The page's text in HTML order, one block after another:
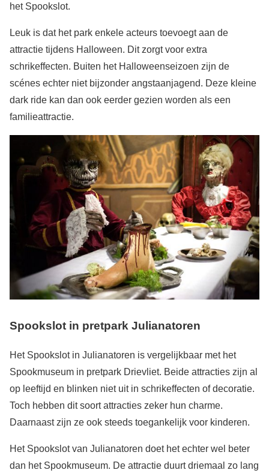
het Spookslot.
Leuk is dat het park enkele acteurs toevoegt aan de
attractie tijdens Halloween. Dit zorgt voor extra
schrikeffecten. Buiten het Halloweenseizoen zijn de
scénes echter niet bijzonder angstaanjagend. Deze kleine
dark ride kan dan ook eerder gezien worden als een
familieattractie.
Spookslot in pretpark Julianatoren
Het Spookslot in Julianatoren is vergelijkbaar met het
Spookmuseum in pretpark Drievliet. Beide attracties zijn al
op leeftijd en blinken niet uit in schrikeffecten of decoratie.
Toch hebben dit soort attracties zeker hun charme.
Daarnaast zijn ze ook steeds toegankelijk voor kinderen.
Het Spookslot van Julianatoren doet het echter wel beter
dan het Spookmuseum. De attractie duurt driemaal zo lang